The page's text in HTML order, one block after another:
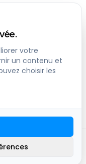
3E5, Canada
6G5, Canada
votre
un contenu et
choisir les